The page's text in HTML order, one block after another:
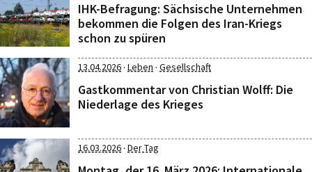
IHK-Befragung: Sächsische Unternehmen
bekommen die Folgen des Iran-Kriegs
schon zu spüren
13.04.2026· Leben · Gesellschaft
Gastkommentar von Christian Wolff: Die
Niederlage des Krieges
16.03.2026· Der Tag